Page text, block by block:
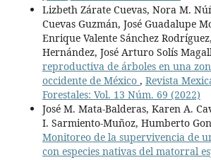
Lizbeth Zárate Cuevas, Nora M.
Cuevas Guzmán, José Guadalupe
Enrique Valente Sánchez
Hernández, José Arturo Solís
reproductiva de árboles en una
occidente de México , Revista
Forestales: Vol. 13 Núm. 69 (2022)
José M. Mata-Balderas, Karen A.
I. Sarmiento-Muñoz, Humberto
Monitoreo de la supervivencia de
con especies nativas del matorral